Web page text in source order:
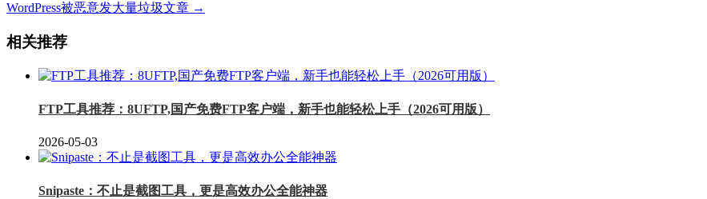
WordPress被恶意发大量垃圾文章 →
相关推荐
FTP工具推荐：8UFTP,国产免费FTP客户端，新手也能轻松上手（2026可用版）
2026-05-03
Snipaste：不止是截图工具，更是高效办公全能神器